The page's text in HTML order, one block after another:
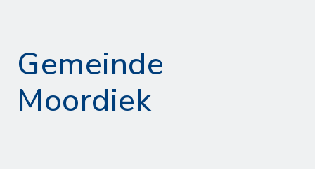
Gemeinde
Moordiek